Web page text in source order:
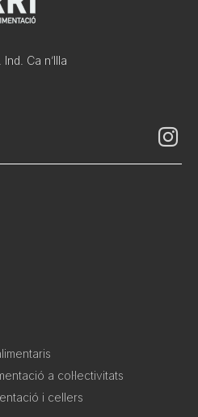
Ca n’Illa
a col·lectivitats
i cellers